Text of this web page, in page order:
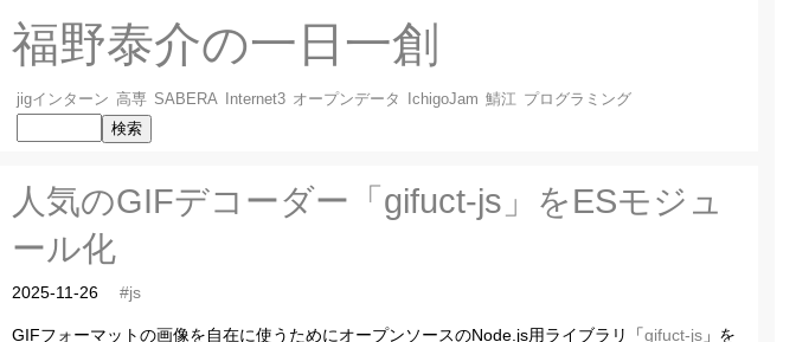
福野泰介の一日一創
jigインターン 高専 SABERA Internet3 オープンデータ IchigoJam 鯖江 プログラミング
人気のGIFデコーダー「gifuct-js」をESモジュ
ール化
2025-11-26 #js
GIFフォーマットの画像を自在に使うためにオープンソースのNode.js用ライブラリ「gifuct-js 」を